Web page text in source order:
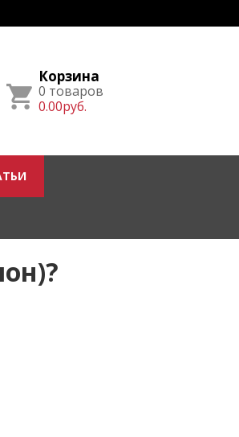
Корзина
0 товаров
0.00руб.